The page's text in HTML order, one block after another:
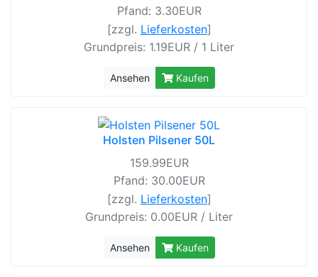
Pfand: 3.30EUR
[zzgl. Lieferkosten]
Grundpreis: 1.19EUR / 1 Liter
Ansehen Kaufen
Holsten Pilsener 50L
159.99EUR
Pfand: 30.00EUR
[zzgl. Lieferkosten]
Grundpreis: 0.00EUR / Liter
Ansehen Kaufen